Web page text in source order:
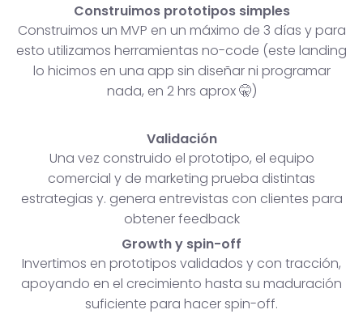
Construimos prototipos simples
Construimos un MVP en un máximo de 3 días y para
esto utilizamos herramientas no-code (este landing
lo hicimos en una app sin diseñar ni programar
nada, en 2 hrs aprox 🤫)
Validación
Una vez construido el prototipo, el equipo
comercial y de marketing prueba distintas
estrategias y. genera entrevistas con clientes para
obtener feedback
Growth y spin-off
Invertimos en prototipos validados y con tracción,
apoyando en el crecimiento hasta su maduración
suficiente para hacer spin-off.